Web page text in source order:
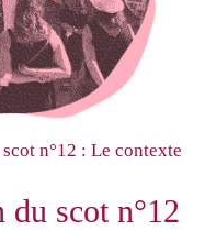
n°12 : Le contexte
scot n°12